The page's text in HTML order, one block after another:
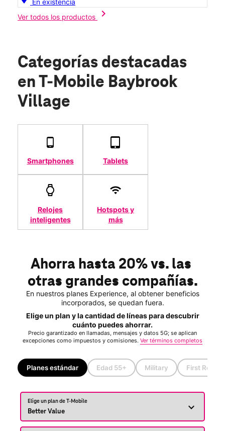
En existencia
Ver todos los productos
chevron_right
Categorías destacadas
en T-Mobile Baybrook
Village
Smartphones Tablets
Relojes
inteligentes
Hotspots y
más